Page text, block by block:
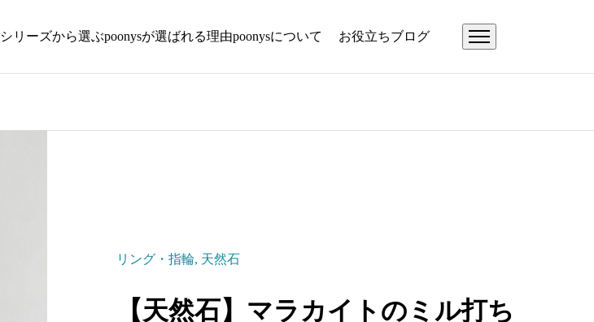
シリーズから選ぶpoonysが選ばれる理由poonysについて お役立ちブログ
リング・指輪, 天然石
【天然石】マラカイトのミル打ち